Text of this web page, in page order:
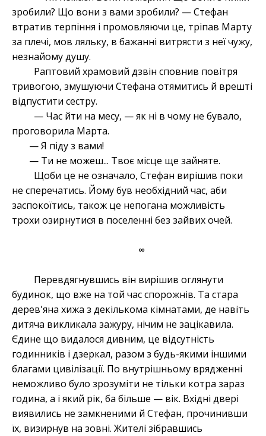
зробили? Що вони з вами зробили? — Стефан
втратив терпіння і промовляючи це, тріпав Марту
за плечі, мов ляльку, в бажанні витрясти з неї чужу,
незнайому душу.
Раптовий храмовий дзвін сповнив повітря
тривогою, змушуючи Стефана отямитись й врешті
відпустити сестру.
— Час йти на месу, — як ні в чому не бувало,
проговорила Марта.
— Я піду з вами!
— Ти не можеш... Твоє місце ще зайняте.
Щоби це не означало, Стефан вирішив поки
не сперечатись. Йому був необхідний час, аби
заспокоїтись, також це непогана можливість
трохи озирнутися в поселенні без зайвих очей.
∞
Перевдягнувшись він вирішив оглянути
будинок, що вже на той час спорожнів. Та стара
дерев'яна хижа з декількома кімнатами, де навіть
дитяча викликала зажуру, нічим не зацікавила.
Єдине що видалося дивним, це відсутність
годинників і дзеркал, разом з будь-якими іншими
благами цивілізації. По внутрішньому врядженні
неможливо було зрозуміти не тільки котра зараз
година, а і який рік, ба більше — вік. Вхідні двері
виявились не замкненими й Стефан, прочинивши
їх, визирнув на зовні. Жителі зібравшись